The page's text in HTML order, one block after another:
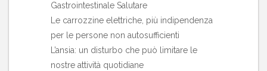
Gastrointestinale Salutare
Le carrozzine elettriche, più indipendenza
per le persone non autosufficienti
L’ansia: un disturbo che può limitare le
nostre attività quotidiane